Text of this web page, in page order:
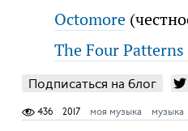
Octomore
The Four
Подписаться на блог
436 2017 моя музыка музыка